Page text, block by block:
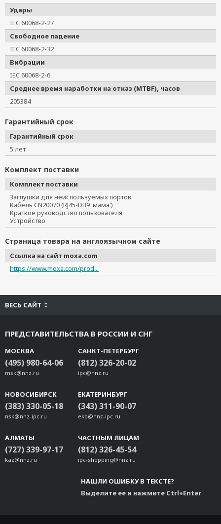
Удары
IEC 60068-2-27
Свободное падение
IEC 60068-2-32
Вибрации
IEC 60068-2-6
Среднее время наработки на отказ (MTBF), часов
205384
Гарантийный срок
Гарантийный срок
5 лет
Комплект поставки
Комплект поставки
Заглушки для неиспользуемых портов
Кабель CN20070 (RJ45-DB9 'мама')
Краткое руководство пользователя
Устройство
Страница товара на англоязычном сайте
Ссылка на сайт moxa.com
https://www.moxa.com/prod...
ВЕСЬ САЙТ
ПРЕДСТАВИТЕЛЬСТВА В РОССИИ И СНГ
МОСКВА
(495) 980-64-06
msk@nnz.ru
САНКТ-ПЕТЕРБУРГ
(812) 326-20-02
ipc@nnz.ru
НОВОСИБИРСК
(383) 330-05-18
nsk@nnz-ipc.ru
ЕКАТЕРИНБУРГ
(343) 311-90-07
ekb@nnz-ipc.ru
АЛМАТЫ
(727) 339-97-17
kaz@nnz.ru
ЧАСТНЫМ ЛИЦАМ
(812) 326-45-54
ipc-shopping@nnz.ru
НАШЛИ ОШИБКУ В ТЕКСТЕ?
Выделите ее и нажмите Ctrl+Enter